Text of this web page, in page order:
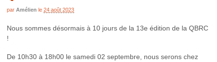
par Amélien le 24 août 2023
Nous sommes désormais à 10 jours de la 13e édition de la QBRC
!
De 10h30 à 18h00 le samedi 02 septembre, nous serons chez